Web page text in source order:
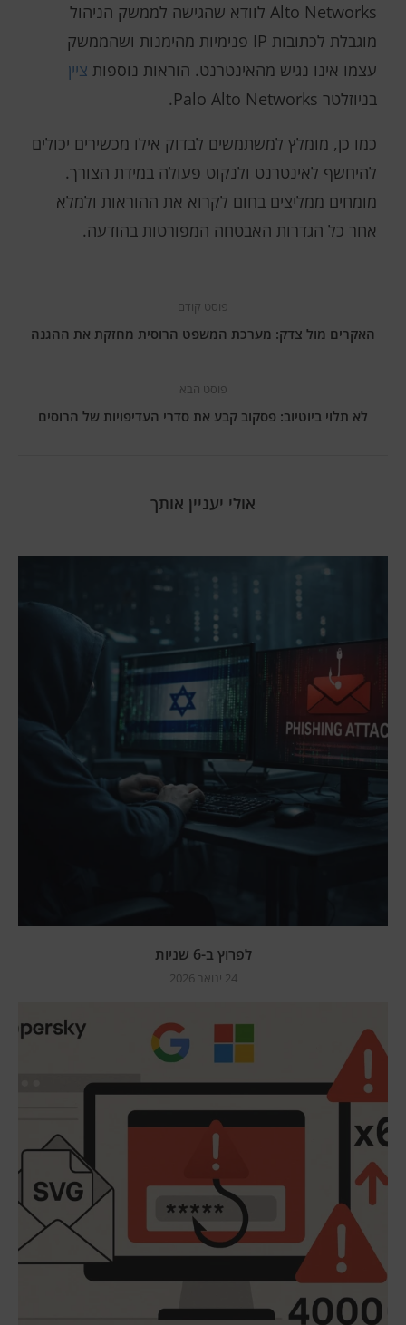
Alto Networks לוודא שהגישה לממשק הניהול
מוגבלת לכתובות IP פנימיות מהימנות ושהממשק
עצמו אינו נגיש מהאינטרנט. הוראות נוספות ציין
בניוזלטר Palo Alto Networks.
כמו כן, מומלץ למשתמשים לבדוק אילו מכשירים יכולים
להיחשף לאינטרנט ולנקוט פעולה במידת הצורך.
מומחים ממליצים בחום לקרוא את ההוראות ולמלא
אחר כל הגדרות האבטחה המפורטות בהודעה.
פוסט קודם
האקרים מול צדק: מערכת המשפט הרוסית מחזקת את ההגנה
פוסט הבא
לא תלוי ביוטיוב: פסקוב קבע את סדרי העדיפויות של הרוסים
אולי יעניין אותך
לפרוץ ב-6 שניות
24 ינואר 2026